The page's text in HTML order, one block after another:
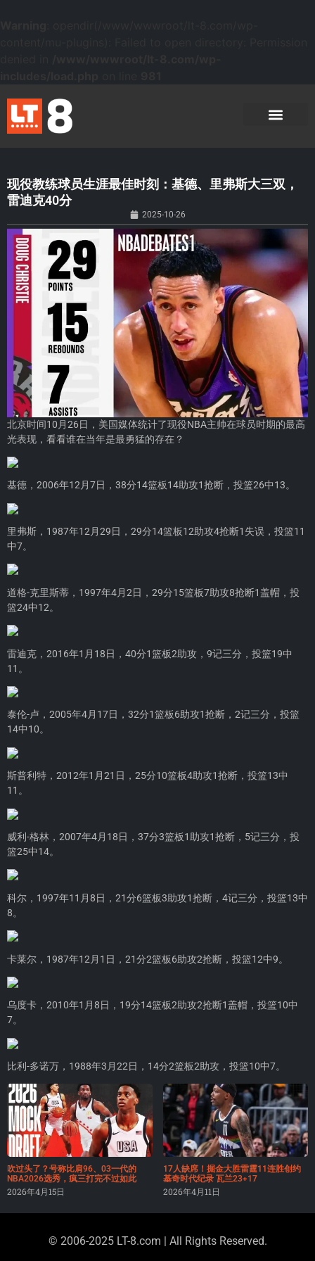
现役教练球员生涯最佳时刻：基德、里弗斯大三双，
雷迪克40分
2025-10-26
北京时间10月26日，美国媒体统计了现役NBA主帅在球员时期的最高
光表现，看看谁在当年是最勇猛的存在？
基德，2006年12月7日，38分14篮板14助攻1抢断，投篮26中13。
里弗斯，1987年12月29日，29分14篮板12助攻4抢断1失误，投篮11
中7。
道格-克里斯蒂，1997年4月2日，29分15篮板7助攻8抢断1盖帽，投
篮24中12。
雷迪克，2016年1月18日，40分1篮板2助攻，9记三分，投篮19中
11。
泰伦-卢，2005年4月17日，32分1篮板6助攻1抢断，2记三分，投篮
14中10。
斯普利特，2012年1月21日，25分10篮板4助攻1抢断，投篮13中
11。
威利-格林，2007年4月18日，37分3篮板1助攻1抢断，5记三分，投
篮25中14。
科尔，1997年11月8日，21分6篮板3助攻1抢断，4记三分，投篮13中
8。
卡莱尔，1987年12月1日，21分2篮板6助攻2抢断，投篮12中9。
乌度卡，2010年1月8日，19分14篮板2助攻2抢断1盖帽，投篮10中
7。
比利-多诺万，1988年3月22日，14分2篮板2助攻，投篮10中7。
吹过头了？号称比肩96、03一代的
NBA2026选秀，疯三打完不过如此
2026年4月15日
17人缺席！掘金大胜雷霆11连胜创约
基奇时代纪录 瓦兰23+17
2026年4月11日
© 2006-2025 LT-8.com | All Rights Reserved.